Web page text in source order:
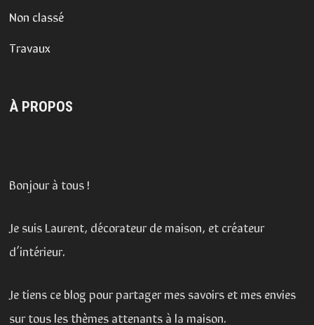
Non classé
Travaux
À PROPOS
Bonjour à tous !
Je suis Laurent, décorateur de maison, et créateur
d’intérieur.
Je tiens ce blog pour partager mes savoirs et mes envies
sur tous les thèmes attenants à la maison.